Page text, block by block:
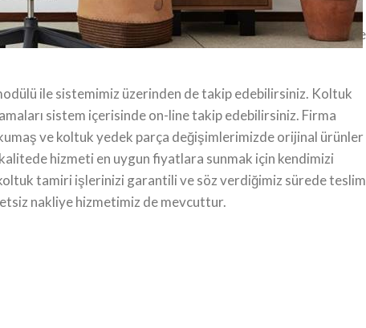
yaşıyoruz. Kurulduğumuz yıldan bu yana ofis koltuğu
sizlere harika bir müşteri deneyimi ve olağanüstü değerlere
ile sistemimiz üzerinden de takip edebilirsiniz. Koltuk
sistem içerisinde on-line takip edebilirsiniz. Firma
ve koltuk yedek parça değişimlerimizde orijinal ürünler
hizmeti en uygun fiyatlara sunmak için kendimizi
tamiri işlerinizi garantili ve söz verdiğimiz sürede teslim
nakliye hizmetimiz de mevcuttur.